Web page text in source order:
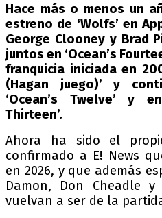
Hace más o menos un
estreno de ‘Wolfs’ en
George Clooney y Brad
juntos en ‘Ocean’s
franquicia iniciada en
(Hagan juego)’ y
‘Ocean’s Twelve’ y
Thirteen’.
Ahora ha sido el
confirmado a E! News
en 2026, y que además
Damon, Don Cheadle
vuelvan a ser de la